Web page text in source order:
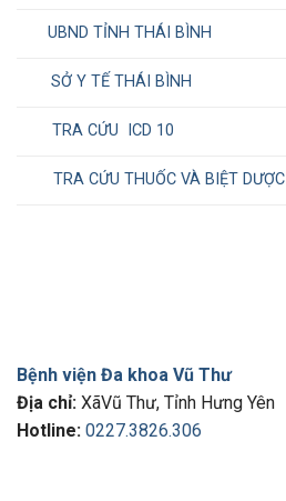
UBND TỈNH THÁI BÌNH
SỞ Y TẾ THÁI BÌNH
TRA CỨU ICD 10
TRA CỨU THUỐC VÀ BIỆT DƯỢC
Bệnh viện Đa khoa Vũ Thư
Địa chỉ: XãVũ Thư, Tỉnh Hưng Yên
Hotline: 0227.3826.306